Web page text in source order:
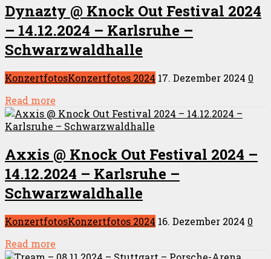
Dynazty @ Knock Out Festival 2024
– 14.12.2024 – Karlsruhe –
Schwarzwaldhalle
KonzertfotosKonzertfotos 2024 17. Dezember 2024 0
Read more
Axxis @ Knock Out Festival 2024 –
14.12.2024 – Karlsruhe –
Schwarzwaldhalle
KonzertfotosKonzertfotos 2024 16. Dezember 2024 0
Read more